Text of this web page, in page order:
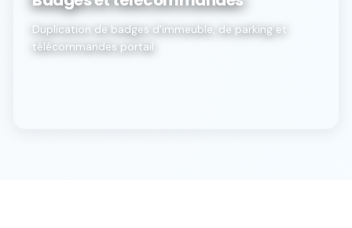
Duplication de badges d'immeuble, de parking et
télécommandes portail.